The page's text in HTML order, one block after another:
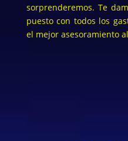
sorprenderemos. Te
puesto con todos los
el mejor asesoramiento